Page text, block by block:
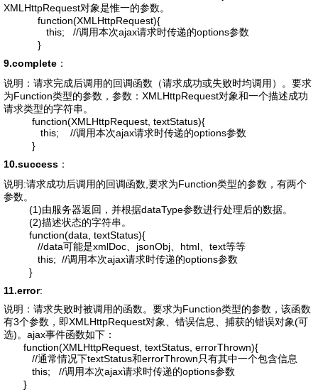
XMLHttpRequest对象是惟一的参数。
function(XMLHttpRequest){
this; //调用本次ajax请求时传递的options参数
}
9.complete ：
说明：请求完成后调用的回调函数（请求成功或失败时均调用）。要求
为Function类型的参数，参数：XMLHttpRequest对象和一个描述成功
请求类型的字符串。
function(XMLHttpRequest, textStatus){
this; //调用本次ajax请求时传递的options参数
}
10.success ：
说明:请求成功后调用的回调函数,要求为Function类型的参数，有两个
参数。
(1)由服务器返回，并根据dataType参数进行处理后的数据。
(2)描述状态的字符串。
function(data, textStatus){
//data可能是xmlDoc、jsonObj、html、text等等
this; //调用本次ajax请求时传递的options参数
}
11.error:
说明：请求失败时被调用的函数。要求为Function类型的参数，该函数
有3个参数，即XMLHttpRequest对象、错误信息、捕获的错误对象(可
选)。ajax事件函数如下：
function(XMLHttpRequest, textStatus, errorThrown){
//通常情况下textStatus和errorThrown只有其中一个包含信息
this; //调用本次ajax请求时传递的options参数
}